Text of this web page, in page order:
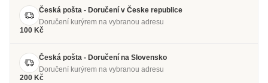
Česká pošta - Doručení v Česke republice
Doručení kurýrem na vybranou adresu
100 Kč
Česká pošta - Doručení na Slovensko
Doručení kurýrem na vybranou adresu
200 Kč